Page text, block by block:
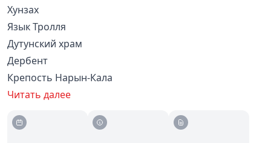
Хунзах
Язык Тролля
Дутунский храм
Дербент
Крепость Нарын-Кала
Читать далее